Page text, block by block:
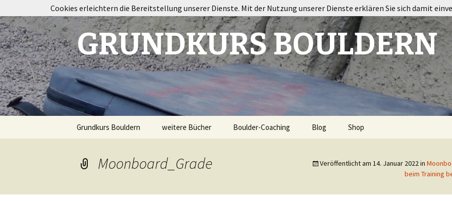
GRUNDKURS BOULDERN
Grundkurs Bouldern weitere Bücher
Bouldertraining
Destination
Boulder-Coaching Blog Shop
Moonboard_Grade Veröffentlicht am 14. Januar 2022in
beim Training
Cookies erleichtern die Bereitstellung unserer Dienste. Mit der Nutzung unserer Dienste erklären Sie sich damit